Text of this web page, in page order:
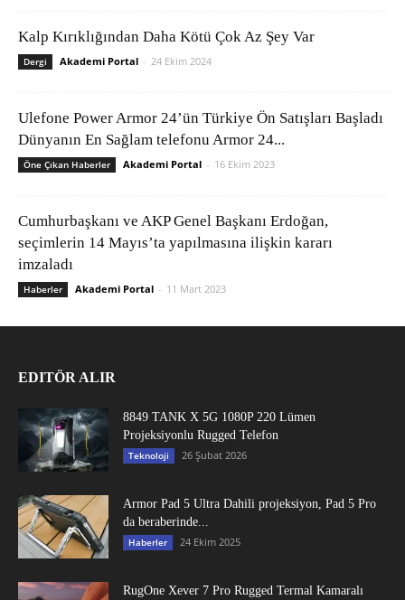
Kalp Kırıklığından Daha Kötü Çok Az Şey Var
Dergi Akademi Portal - 24 Ekim 2024
Ulefone Power Armor 24’ün Türkiye Ön Satışları Başladı
Dünyanın En Sağlam telefonu Armor 24...
Öne Çıkan Haberler Akademi Portal - 16 Ekim 2023
Cumhurbaşkanı ve AKP Genel Başkanı Erdoğan,
seçimlerin 14 Mayıs’ta yapılmasına ilişkin kararı
imzaladı
Haberler Akademi Portal - 11 Mart 2023
EDITÖR ALIR
8849 TANK X 5G 1080P 220 Lümen
Projeksiyonlu Rugged Telefon
Teknoloji 26 Şubat 2026
Armor Pad 5 Ultra Dahili projeksiyon, Pad 5 Pro
da beraberinde...
Haberler 24 Ekim 2025
RugOne Xever 7 Pro Rugged Termal Kamaralı